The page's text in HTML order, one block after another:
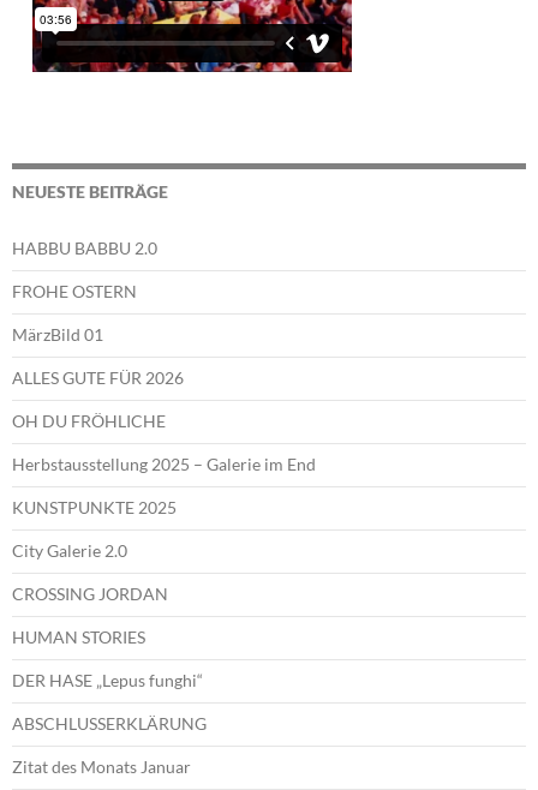
NEUESTE BEITRÄGE
HABBU BABBU 2.0
FROHE OSTERN
MärzBild 01
ALLES GUTE FÜR 2026
OH DU FRÖHLICHE
Herbstausstellung 2025 – Galerie im End
KUNSTPUNKTE 2025
City Galerie 2.0
CROSSING JORDAN
HUMAN STORIES
DER HASE „Lepus funghi“
ABSCHLUSSERKLÄRUNG
Zitat des Monats Januar